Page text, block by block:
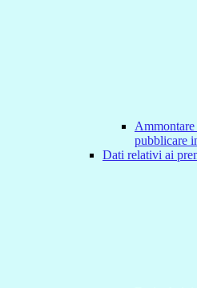
pubblicare
Dati relativi ai